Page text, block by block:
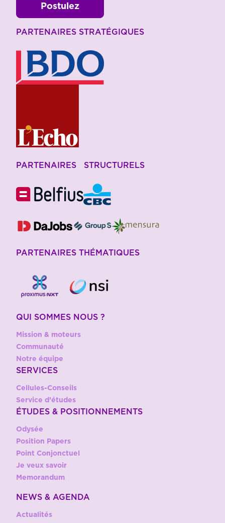
Postulez
PARTENAIRES STRATÉGIQUES
PARTENAIRES STRUCTURELS
PARTENAIRES THÉMATIQUES
QUI SOMMES NOUS ?
Mission & moteurs
Communauté
Notre équipe
SERVICES
Cellules-Conseils
Service d’études
ÉTUDES & POSITIONNEMENTS
Odysée
Position Papers
Point Conjonctuel
Je veux savoir
Memorandum
NEWS & AGENDA
Actualités